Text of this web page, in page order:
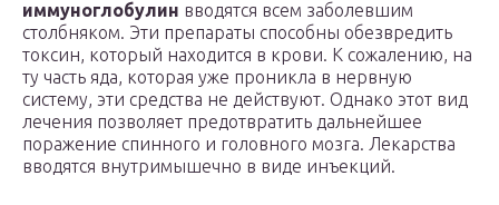
иммуноглобулин вводятся всем заболевшим
столбняком. Эти препараты способны обезвредить
токсин, который находится в крови. К сожалению, на
ту часть яда, которая уже проникла в нервную
систему, эти средства не действуют. Однако этот вид
лечения позволяет предотвратить дальнейшее
поражение спинного и головного мозга. Лекарства
вводятся внутримышечно в виде инъекций.